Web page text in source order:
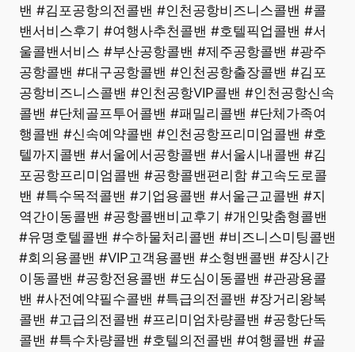
밴 #김포공항의전콜밴 #인천공항비즈니스콜밴 #콜
밴서비스후기 #여행사추천콜밴 #호텔픽업콜밴 #서
울콜밴서비스 #부산공항콜밴 #제주공항콜밴 #광주
공항콜밴 #대구공항콜밴 #인천공항출장콜밴 #김포
공항비즈니스콜밴 #인천공항VIP콜밴 #인천공항신속
콜밴 #단체골프투어콜밴 #패밀리콜밴 #단체가족여
행콜밴 #신속예약콜밴 #인천공항프리미엄콜밴 #호
텔까지콜밴 #서울에서공항콜밴 #서울시내콜밴 #김
포공항프리미엄콜밴 #공항콜밴편리함 #고속도로콜
밴 #특수목적콜밴 #기업용콜밴 #서울근교콜밴 #지
역간이동콜밴 #공항콜밴비교후기 #개인맞춤형콜밴
#유명호텔콜밴 #수하물처리콜밴 #비즈니스미팅콜밴
#회의용콜밴 #VIP고객용콜밴 #소형밴콜밴 #장시간
이동콜밴 #공항전용콜밴 #도심이동콜밴 #관광용콜
밴 #사전예약필수콜밴 #특급의전콜밴 #장거리왕복
콜밴 #고급의전콜밴 #프리미엄차량콜밴 #공항단독
콜밴 #특수차량콜밴 #호텔의전콜밴 #여행콜밴 #골